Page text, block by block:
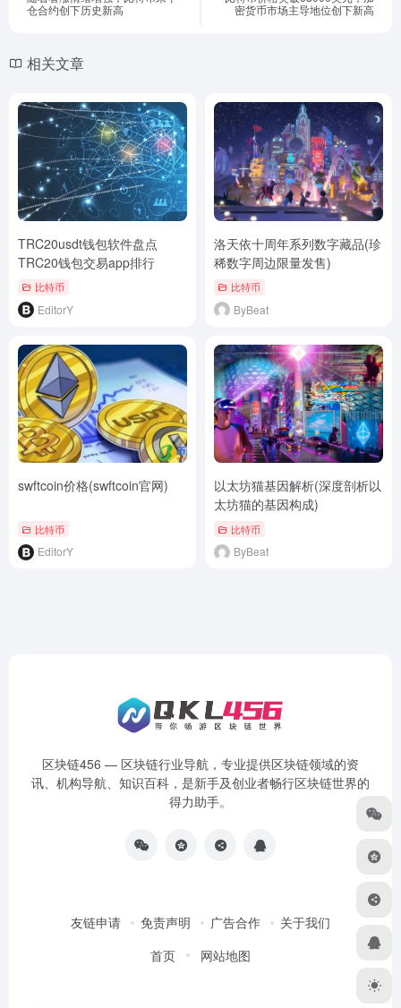
仓合约创下历史新高
密货币市场主导地位创下新高
相关文章
TRC20usdt钱包软件盘点
TRC20钱包交易app排行
比特币
EditorY
洛天依十周年系列数字藏品(珍
稀数字周边限量发售)
比特币
ByBeat
swftcoin价格(swftcoin官网)
比特币
EditorY
以太坊猫基因解析(深度剖析以
太坊猫的基因构成)
比特币
ByBeat
区块链456 — 区块链行业导航，专业提供区块链领域的资
讯、机构导航、知识百科，是新手及创业者畅行区块链世界的
得力助手。
友链申请 免责声明 广告合作
关于我们
首页
网站地图